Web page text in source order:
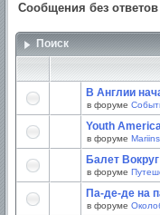
Сообщения без ответов
Поиск
В Англии
в форуме
Youth
в форуме
Балет
в форуме
Па-де-де на
в форуме